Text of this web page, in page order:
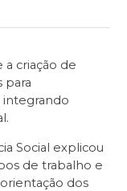
criação de
para
Social explicou
de trabalho e
dos